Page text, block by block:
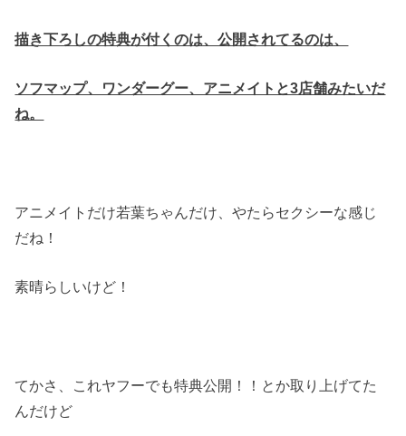
描き下ろしの特典が付くのは、公開されてるのは、
ソフマップ、ワンダーグー、アニメイトと3店舗みたいだ
ね。
アニメイトだけ若葉ちゃんだけ、やたらセクシーな感じ
だね！
素晴らしいけど！
てかさ、これヤフーでも特典公開！！とか取り上げてた
んだけど